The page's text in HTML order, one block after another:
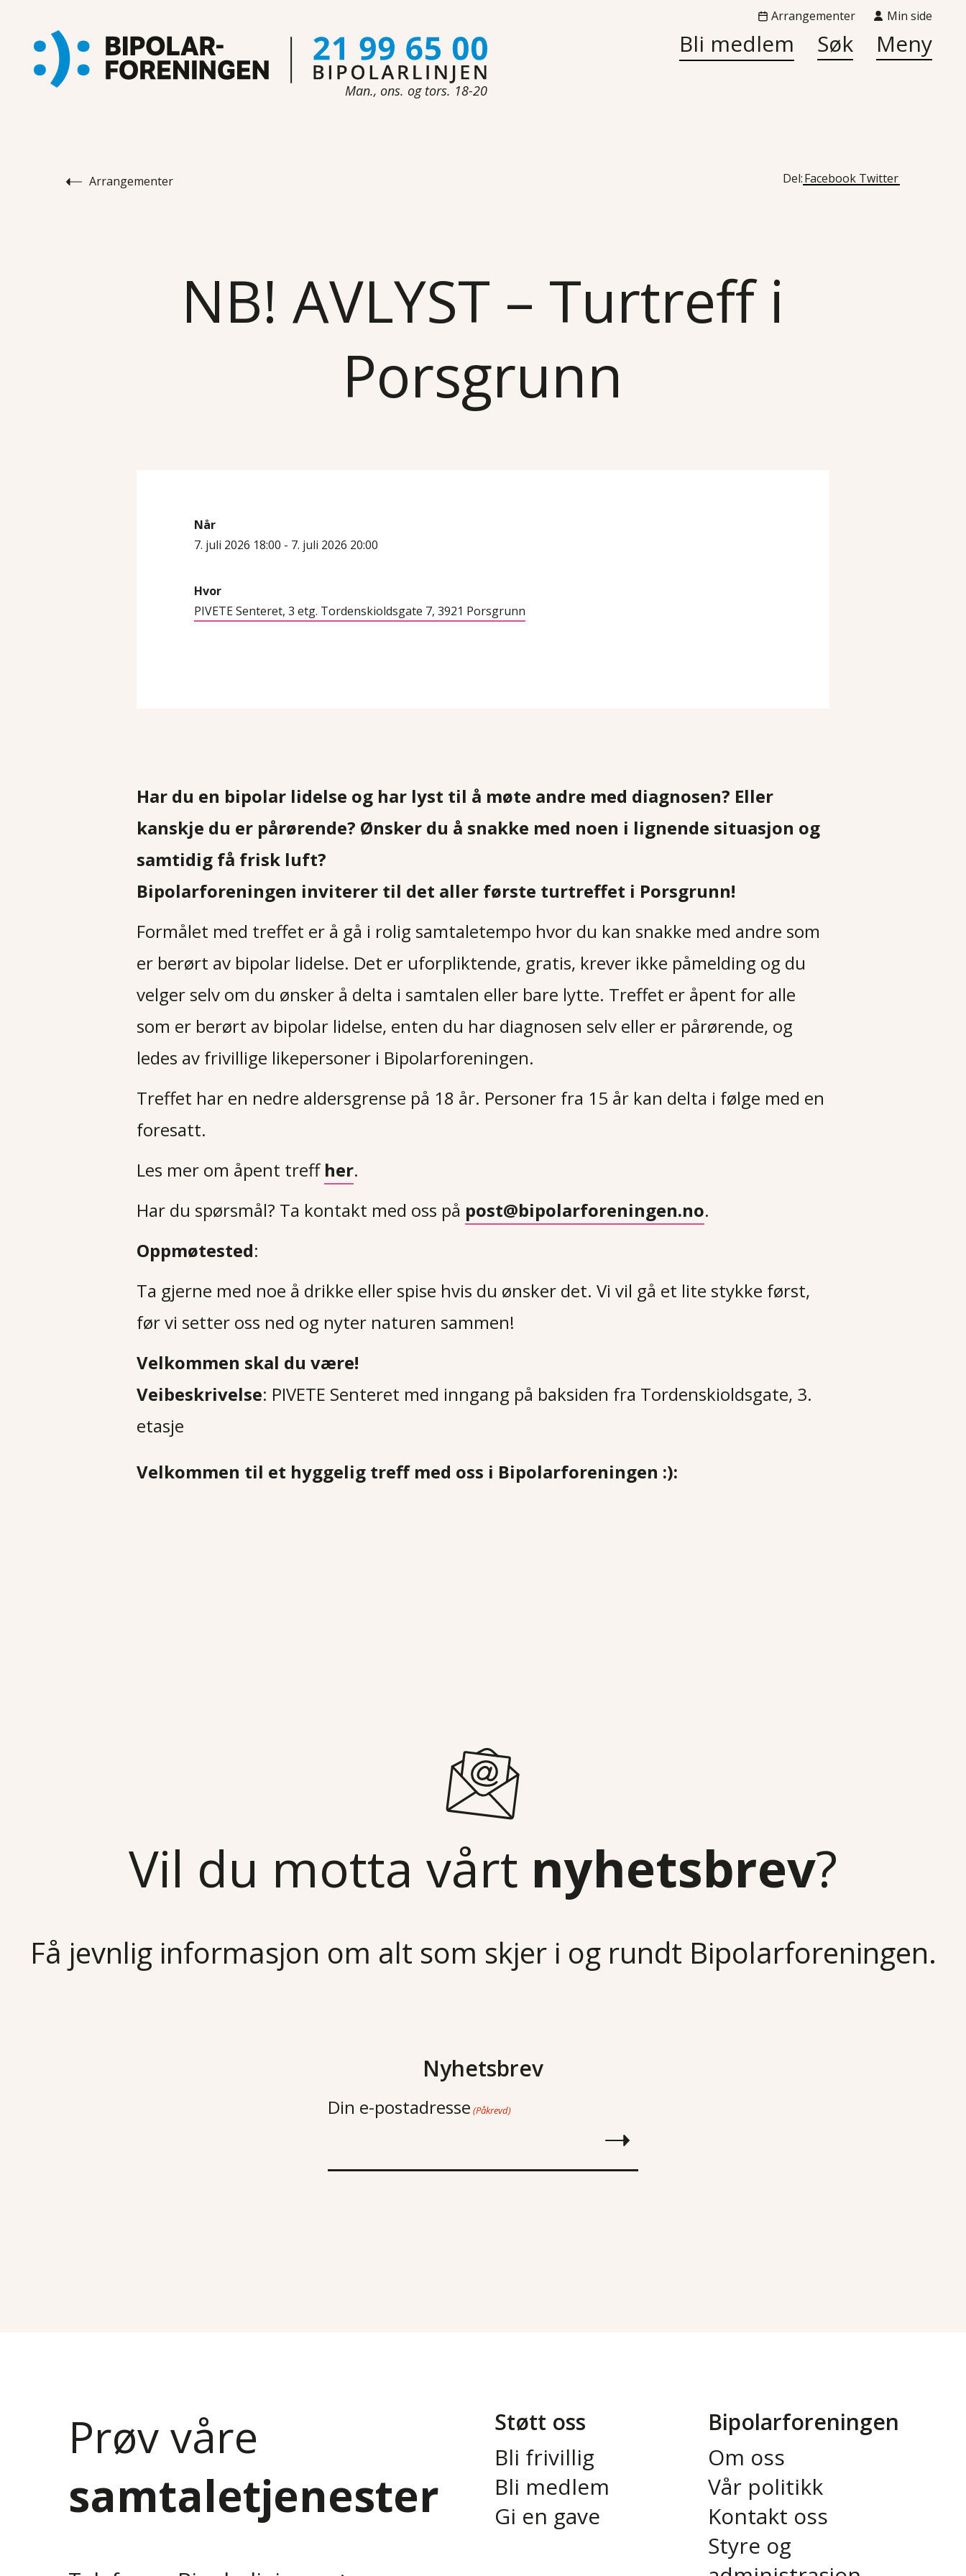
Arrangementer Min side
Man., ons. og tors. 18-20
Bli medlem Søk Meny
Del:Facebook Twitter
Arrangementer
NB! AVLYST – Turtreff i
Porsgrunn
Når
7. juli 2026 18:00 - 7. juli 2026 20:00
Hvor
PIVETE Senteret, 3 etg. Tordenskioldsgate 7, 3921 Porsgrunn
Har du en bipolar lidelse og har lyst til å møte andre med diagnosen? Eller
kanskje du er pårørende? Ønsker du å snakke med noen i lignende situasjon og
samtidig få frisk luft?
Bipolarforeningen inviterer til det aller første turtreffet i Porsgrunn!
Formålet med treffet er å gå i rolig samtaletempo hvor du kan snakke med andre som
er berørt av bipolar lidelse. Det er uforpliktende, gratis, krever ikke påmelding og du
velger selv om du ønsker å delta i samtalen eller bare lytte. Treffet er åpent for alle
som er berørt av bipolar lidelse, enten du har diagnosen selv eller er pårørende, og
ledes av frivillige likepersoner i Bipolarforeningen.
Treffet har en nedre aldersgrense på 18 år. Personer fra 15 år kan delta i følge med en
foresatt.
Les mer om åpent treff her.
Har du spørsmål? Ta kontakt med oss på post@bipolarforeningen.no.
Oppmøtested:
Ta gjerne med noe å drikke eller spise hvis du ønsker det. Vi vil gå et lite stykke først,
før vi setter oss ned og nyter naturen sammen!
Velkommen skal du være!
Veibeskrivelse: PIVETE Senteret med inngang på baksiden fra Tordenskioldsgate, 3.
etasje
Velkommen til et hyggelig treff med oss i Bipolarforeningen :):
Vil du motta vårt nyhetsbrev?
Få jevnlig informasjon om alt som skjer i og rundt Bipolarforeningen.
Nyhetsbrev
Din e-postadresse (Påkrevd)
Prøv våre
samtaletjenester
Støtt oss
Bli frivillig
Bli medlem
Gi en gave
Bipolarforeningen
Om oss
Vår politikk
Kontakt oss
Styre og